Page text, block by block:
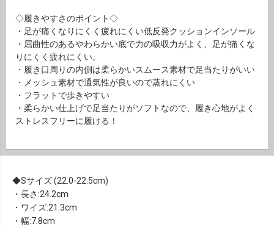
◇履きやすさのポイント◇
・足が痛くなりにくく疲れにくい低反発クッションインソール
・屈曲性のあるやわらかい底で力の吸収力がよく、足が痛くな
りにくく疲れにくい。
・履き口周りの内側は柔らかいスムース素材で足当たりがいい
・メッシュ素材で通気性が良いので蒸れにくい
・フラットで歩きやすい
・柔らかい仕上げで足当たりがソフトなので、履き心地がよく
ストレスフリーに履ける！
Sサイズ (22.0-22.5cm)
・長さ:24.2cm
・ワイズ:21.3cm
・幅:7.8cm